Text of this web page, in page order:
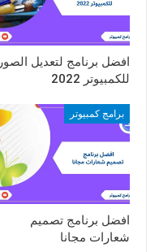
افضل برنامج لتعديل الصور
للكمبيوتر 2022
برامج كمبيوتر
افضل برنامج تصميم
شعارات مجانا